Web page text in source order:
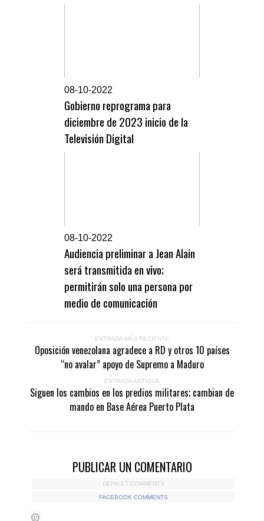
08-10-2022
Gobierno reprograma para
diciembre de 2023 inicio de la
Televisión Digital
08-10-2022
Audiencia preliminar a Jean Alain
será transmitida en vivo;
permitirán solo una persona por
medio de comunicación
ENTRADA MÁS RECIENTE
Oposición venezolana agradece a RD y otros 10 países
“no avalar” apoyo de Supremo a Maduro
ENTRADA ANTIGUA
Siguen los cambios en los predios militares; cambian de
mando en Base Aérea Puerto Plata
PUBLICAR UN COMENTARIO
DEFAULT COMMENTS
FACEBOOK COMMENTS